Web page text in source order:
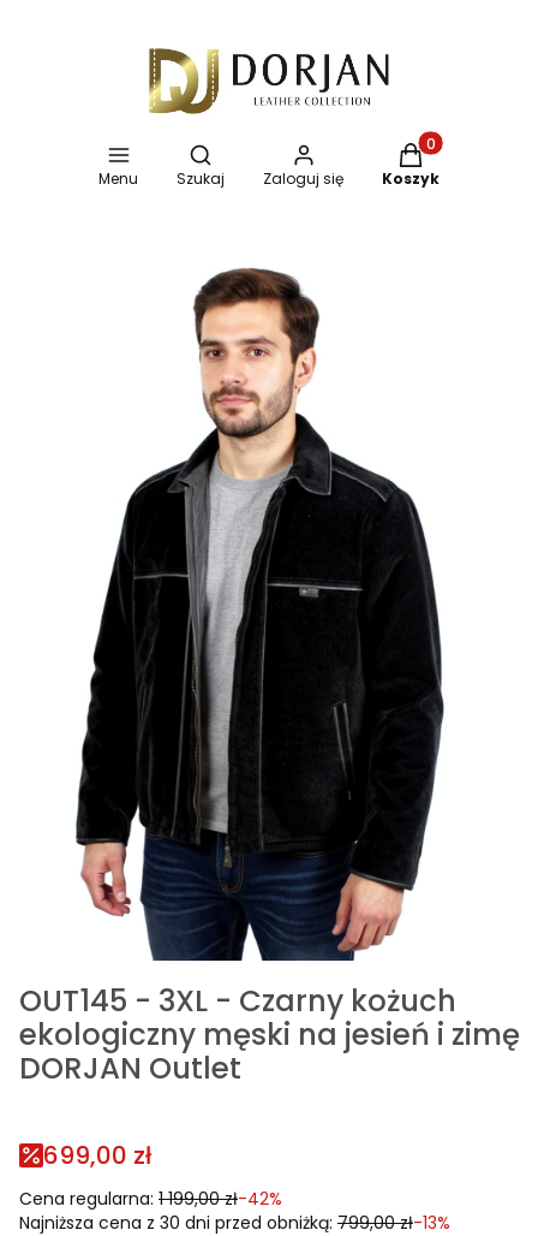
Menu
Otwórz wyszukiwarkę
Szukaj Zaloguj się
Produkty w
Koszyk
OUT145 - 3XL - Czarny kożuch
ekologiczny męski na jesień i zimę
DORJAN Outlet
699,00 zł
Cena regularna: 1 199,00 zł-42%
Najniższa cena z 30 dni przed obniżką: 799,00 zł-13%